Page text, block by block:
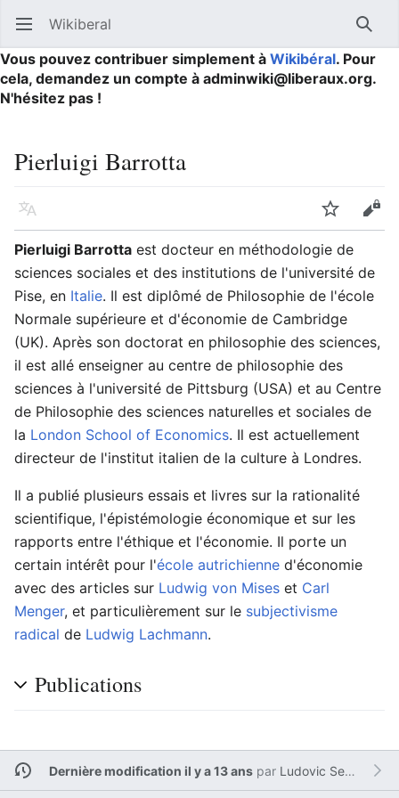
Ouvrir le menu principal Wikiberal
Vous pouvez contribuer simplement à Wikibéral. Pour
cela, demandez un compte à adminwiki@liberaux.org.
N'hésitez pas !
Pierluigi Barrotta
Langue Suivre
Pierluigi Barrotta est docteur en méthodologie de
sciences sociales et des institutions de l'université de
Pise, en Italie. Il est diplômé de Philosophie de l'école
Normale supérieure et d'économie de Cambridge
(UK). Après son doctorat en philosophie des sciences,
il est allé enseigner au centre de philosophie des
sciences à l'université de Pittsburg (USA) et au Centre
de Philosophie des sciences naturelles et sociales de
la London School of Economics. Il est actuellement
directeur de l'institut italien de la culture à Londres.
Il a publié plusieurs essais et livres sur la rationalité
scientifique, l'épistémologie économique et sur les
rapports entre l'éthique et l'économie. Il porte un
certain intérêt pour l'école autrichienne d'économie
avec des articles sur Ludwig von Mises et Carl
Menger, et particulièrement sur le subjectivisme
radical de Ludwig Lachmann.
Publications
Dernière modification il y a 13 anspar Ludovic Sesim